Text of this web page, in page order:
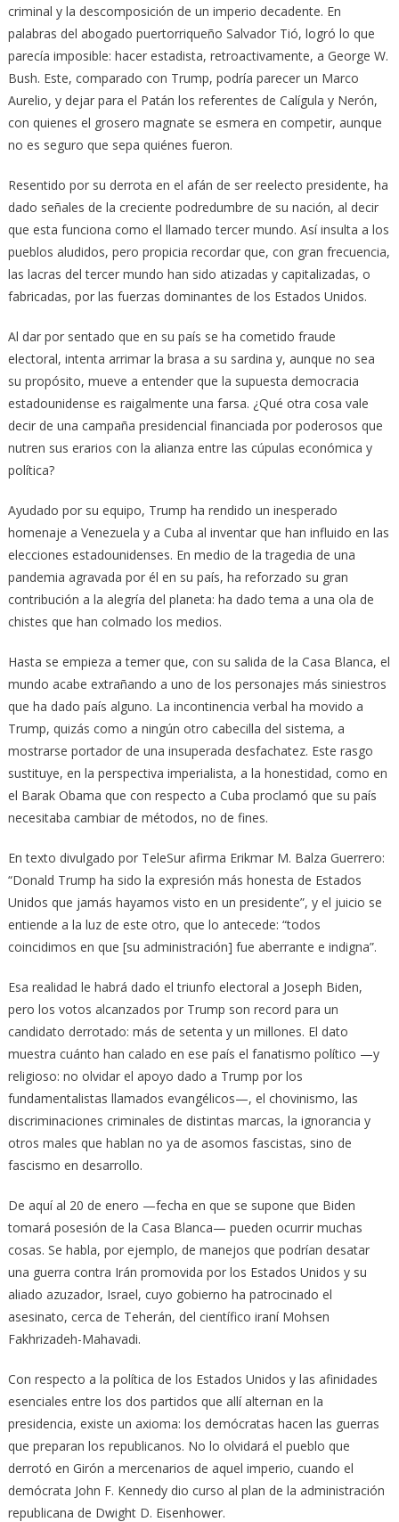
criminal y la descomposición de un imperio decadente. En
palabras del abogado puertorriqueño Salvador Tió, logró lo que
parecía imposible: hacer estadista, retroactivamente, a George W.
Bush. Este, comparado con Trump, podría parecer un Marco
Aurelio, y dejar para el Patán los referentes de Calígula y Nerón,
con quienes el grosero magnate se esmera en competir, aunque
no es seguro que sepa quiénes fueron.
Resentido por su derrota en el afán de ser reelecto presidente, ha
dado señales de la creciente podredumbre de su nación, al decir
que esta funciona como el llamado tercer mundo. Así insulta a los
pueblos aludidos, pero propicia recordar que, con gran frecuencia,
las lacras del tercer mundo han sido atizadas y capitalizadas, o
fabricadas, por las fuerzas dominantes de los Estados Unidos.
Al dar por sentado que en su país se ha cometido fraude
electoral, intenta arrimar la brasa a su sardina y, aunque no sea
su propósito, mueve a entender que la supuesta democracia
estadounidense es raigalmente una farsa. ¿Qué otra cosa vale
decir de una campaña presidencial financiada por poderosos que
nutren sus erarios con la alianza entre las cúpulas económica y
política?
Ayudado por su equipo, Trump ha rendido un inesperado
homenaje a Venezuela y a Cuba al inventar que han influido en las
elecciones estadounidenses. En medio de la tragedia de una
pandemia agravada por él en su país, ha reforzado su gran
contribución a la alegría del planeta: ha dado tema a una ola de
chistes que han colmado los medios.
Hasta se empieza a temer que, con su salida de la Casa Blanca, el
mundo acabe extrañando a uno de los personajes más siniestros
que ha dado país alguno. La incontinencia verbal ha movido a
Trump, quizás como a ningún otro cabecilla del sistema, a
mostrarse portador de una insuperada desfachatez. Este rasgo
sustituye, en la perspectiva imperialista, a la honestidad, como en
el Barak Obama que con respecto a Cuba proclamó que su país
necesitaba cambiar de métodos, no de fines.
En texto divulgado por TeleSur afirma Erikmar M. Balza Guerrero:
“Donald Trump ha sido la expresión más honesta de Estados
Unidos que jamás hayamos visto en un presidente”, y el juicio se
entiende a la luz de este otro, que lo antecede: “todos
coincidimos en que [su administración] fue aberrante e indigna”.
Esa realidad le habrá dado el triunfo electoral a Joseph Biden,
pero los votos alcanzados por Trump son record para un
candidato derrotado: más de setenta y un millones. El dato
muestra cuánto han calado en ese país el fanatismo político —y
religioso: no olvidar el apoyo dado a Trump por los
fundamentalistas llamados evangélicos—, el chovinismo, las
discriminaciones criminales de distintas marcas, la ignorancia y
otros males que hablan no ya de asomos fascistas, sino de
fascismo en desarrollo.
De aquí al 20 de enero —fecha en que se supone que Biden
tomará posesión de la Casa Blanca— pueden ocurrir muchas
cosas. Se habla, por ejemplo, de manejos que podrían desatar
una guerra contra Irán promovida por los Estados Unidos y su
aliado azuzador, Israel, cuyo gobierno ha patrocinado el
asesinato, cerca de Teherán, del científico iraní Mohsen
Fakhrizadeh-Mahavadi.
Con respecto a la política de los Estados Unidos y las afinidades
esenciales entre los dos partidos que allí alternan en la
presidencia, existe un axioma: los demócratas hacen las guerras
que preparan los republicanos. No lo olvidará el pueblo que
derrotó en Girón a mercenarios de aquel imperio, cuando el
demócrata John F. Kennedy dio curso al plan de la administración
republicana de Dwight D. Eisenhower.